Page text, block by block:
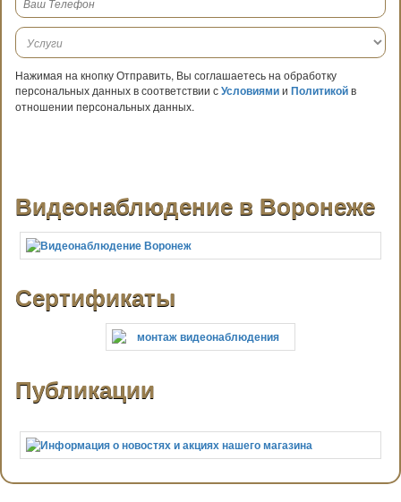
Нажимая на кнопку Отправить, Вы соглашаетесь на обработку
персональных данных в соответствии сУсловиямии Политикойв
отношении персональных данных.
Видеонаблюдение в Воронеже
Сертификаты
Публикации